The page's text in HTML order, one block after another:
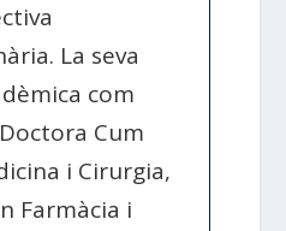
La seva
com
Cum
i Cirurgia,
Farmàcia i